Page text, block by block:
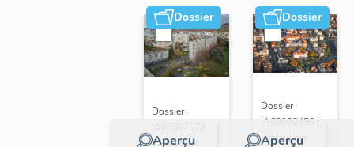
Dossier
Aperçu
Dossier
Réalisé par
Dossier
Aperçu
Dossier
IA63002450 |
Réalisé par